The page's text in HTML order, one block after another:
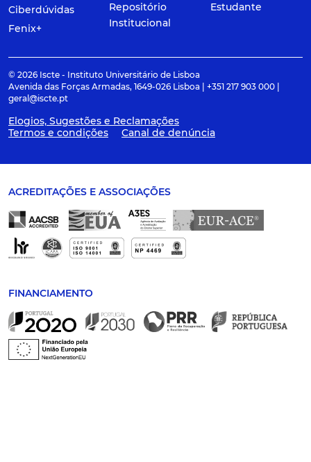
Ciberdúvidas
Fenix+
Repositório
Institucional
Estudante
© 2026 Iscte - Instituto Universitário de Lisboa
Avenida das Forças Armadas, 1649-026 Lisboa | +351 217 903 000 |
geral@iscte.pt
Elogios, Sugestões e Reclamações
Termos e condições
Canal de denúncia
ACREDITAÇÕES E ASSOCIAÇÕES
FINANCIAMENTO